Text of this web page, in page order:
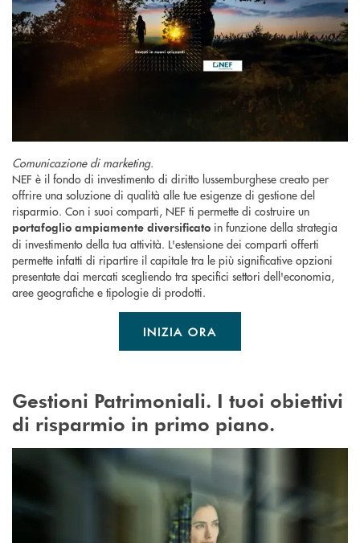
Comunicazione di marketing.
NEF è il fondo di investimento di diritto lussemburghese creato per
offrire una soluzione di qualità alle tue esigenze di gestione del
risparmio. Con i suoi comparti, NEF ti permette di costruire un
portafoglio ampiamente diversificato in funzione della strategia
di investimento della tua attività. L'estensione dei comparti offerti
permette infatti di ripartire il capitale tra le più significative opzioni
presentate dai mercati scegliendo tra specifici settori dell'economia,
aree geografiche e tipologie di prodotti.
INIZIA ORA
Gestioni Patrimoniali. I tuoi obiettivi
di risparmio in primo piano.